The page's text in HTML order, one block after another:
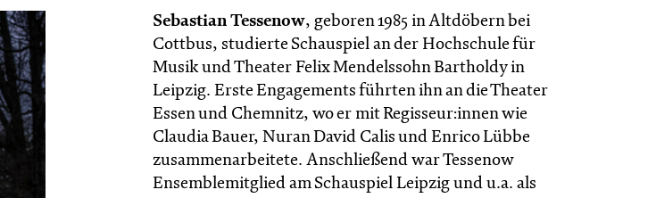
Sebastian Tessenow, geboren 1985 in Altdöbern bei
Cottbus, studierte Schauspiel an der Hochschule für
Musik und Theater Felix Mendelssohn Bartholdy in
Leipzig. Erste Engagements führten ihn an die Theater
Essen und Chemnitz, wo er mit Regisseur:innen wie
Claudia Bauer, Nuran David Calis und Enrico Lübbe
zusammenarbeitete. Anschließend war Tessenow
Ensemblemitglied am Schauspiel Leipzig und u.a. als